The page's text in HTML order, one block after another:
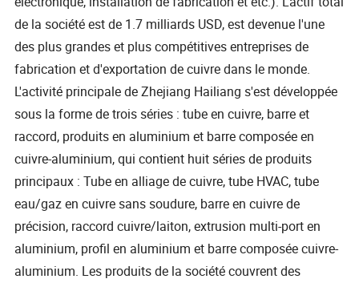
de la société est de 1.7 milliards USD, est devenue l'une
des plus grandes et plus compétitives entreprises de
fabrication et d'exportation de cuivre dans le monde.
L'activité principale de Zhejiang Hailiang s'est développée
sous la forme de trois séries : tube en cuivre, barre et
raccord, produits en aluminium et barre composée en
cuivre-aluminium, qui contient huit séries de produits
principaux : Tube en alliage de cuivre, tube HVAC, tube
eau/gaz en cuivre sans soudure, barre en cuivre de
précision, raccord cuivre/laiton, extrusion multi-port en
aluminium, profil en aluminium et barre composée cuivre-
aluminium. Les produits de la société couvrent des